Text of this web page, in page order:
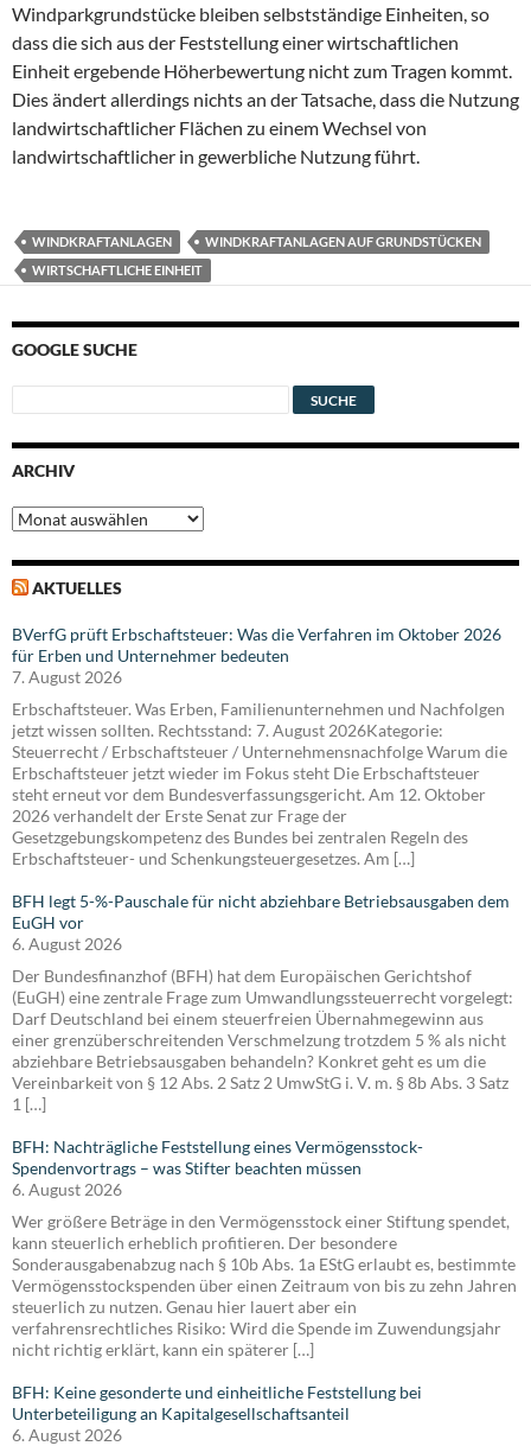
Windparkgrundstücke bleiben selbstständige Einheiten, so
dass die sich aus der Feststellung einer wirtschaftlichen
Einheit ergebende Höherbewertung nicht zum Tragen kommt.
Dies ändert allerdings nichts an der Tatsache, dass die Nutzung
landwirtschaftlicher Flächen zu einem Wechsel von
landwirtschaftlicher in gewerbliche Nutzung führt.
WINDKRAFTANLAGEN
WINDKRAFTANLAGEN AUF GRUNDSTÜCKEN
WIRTSCHAFTLICHE EINHEIT
GOOGLE SUCHE
ARCHIV
Archiv
AKTUELLES
BVerfG prüft Erbschaftsteuer: Was die Verfahren im Oktober 2026
für Erben und Unternehmer bedeuten
7. August 2026
Erbschaftsteuer. Was Erben, Familienunternehmen und Nachfolgen
jetzt wissen sollten. Rechtsstand: 7. August 2026Kategorie:
Steuerrecht / Erbschaftsteuer / Unternehmensnachfolge Warum die
Erbschaftsteuer jetzt wieder im Fokus steht Die Erbschaftsteuer
steht erneut vor dem Bundesverfassungsgericht. Am 12. Oktober
2026 verhandelt der Erste Senat zur Frage der
Gesetzgebungskompetenz des Bundes bei zentralen Regeln des
Erbschaftsteuer- und Schenkungsteuergesetzes. Am […]
BFH legt 5-%-Pauschale für nicht abziehbare Betriebsausgaben dem
EuGH vor
6. August 2026
Der Bundesfinanzhof (BFH) hat dem Europäischen Gerichtshof
(EuGH) eine zentrale Frage zum Umwandlungssteuerrecht vorgelegt:
Darf Deutschland bei einem steuerfreien Übernahmegewinn aus
einer grenzüberschreitenden Verschmelzung trotzdem 5 % als nicht
abziehbare Betriebsausgaben behandeln? Konkret geht es um die
Vereinbarkeit von § 12 Abs. 2 Satz 2 UmwStG i. V. m. § 8b Abs. 3 Satz
1 […]
BFH: Nachträgliche Feststellung eines Vermögensstock-
Spendenvortrags – was Stifter beachten müssen
6. August 2026
Wer größere Beträge in den Vermögensstock einer Stiftung spendet,
kann steuerlich erheblich profitieren. Der besondere
Sonderausgabenabzug nach § 10b Abs. 1a EStG erlaubt es, bestimmte
Vermögensstockspenden über einen Zeitraum von bis zu zehn Jahren
steuerlich zu nutzen. Genau hier lauert aber ein
verfahrensrechtliches Risiko: Wird die Spende im Zuwendungsjahr
nicht richtig erklärt, kann ein späterer […]
BFH: Keine gesonderte und einheitliche Feststellung bei
Unterbeteiligung an Kapitalgesellschaftsanteil
6. August 2026